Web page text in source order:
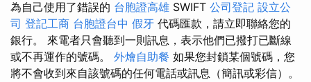
為自己使用了錯誤的 台胞證高雄 SWIFT 公司登記 設立公
司 登記工商 台胞證台中 假牙 代碼匯款，請立即聯絡您的
銀行。 來電者只會聽到一則訊息，表示他們已撥打已斷線
或不再運作的號碼。 外燴自助餐 如果您封鎖某個號碼，您
將不會收到來自該號碼的任何電話或訊息（簡訊或彩信）。